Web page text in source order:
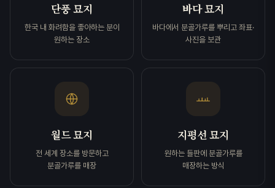
단풍 묘지
한국 내 화려함을 좋아하는 분이
원하는 장소
바다 묘지
바다에서 분골가루를 뿌리고 좌표·
사진을 보관
월드 묘지
전 세계 장소를 방문하고
분골가루를 매장
지평선 묘지
원하는 들판에 분골가루를
매장하는 방식